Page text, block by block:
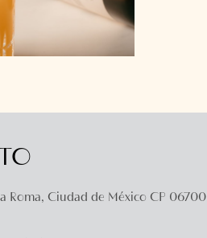
Roma, Ciudad de México CP 06700